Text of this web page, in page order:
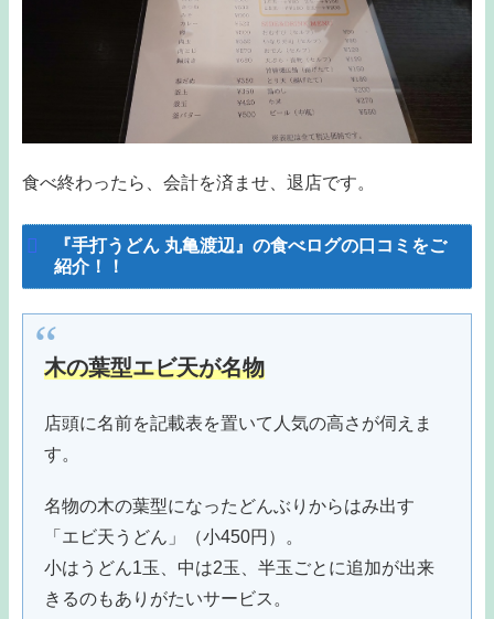
食べ終わったら、会計を済ませ、退店です。
『手打うどん 丸亀渡辺』の食べログの口コミをご
紹介！！
木の葉型エビ天が名物
店頭に名前を記載表を置いて人気の高さが伺えま
す。
名物の木の葉型になったどんぶりからはみ出す
「エビ天うどん」（小450円）。
小はうどん1玉、中は2玉、半玉ごとに追加が出来
きるのもありがたいサービス。